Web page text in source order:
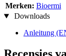
Merken: Bioermi
Downloads
Anleitung